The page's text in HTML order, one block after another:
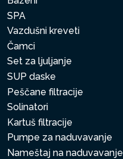
SPA
Vazdušni kreveti
Čamci
Set za ljuljanje
SUP daske
Peščane filtracije
Solinatori
Kartuš filtracije
Pumpe za naduvavanje
Nameštaj na naduvavanje